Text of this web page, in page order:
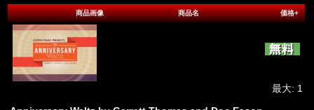
商品画像 商品名 価格+
最大: 1